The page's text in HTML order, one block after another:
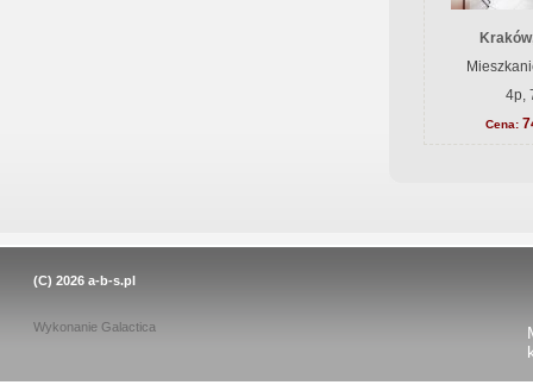
4p,
Cena:
(C) 2026 a-b-s.pl
Wykonanie Galactica